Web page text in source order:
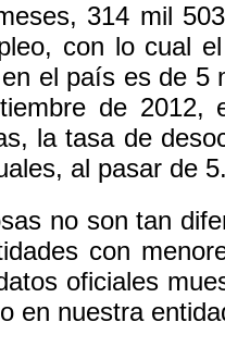
314 mil
con lo cual
el país es de 5
de 2012,
la tasa de
al pasar de
no son tan
con
oficiales
en nuestra